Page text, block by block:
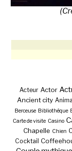
Acteur Actor
Ancient city
Berceuse Bibliothèque
Carte de visite Casino
Chapelle Chien
Cocktail